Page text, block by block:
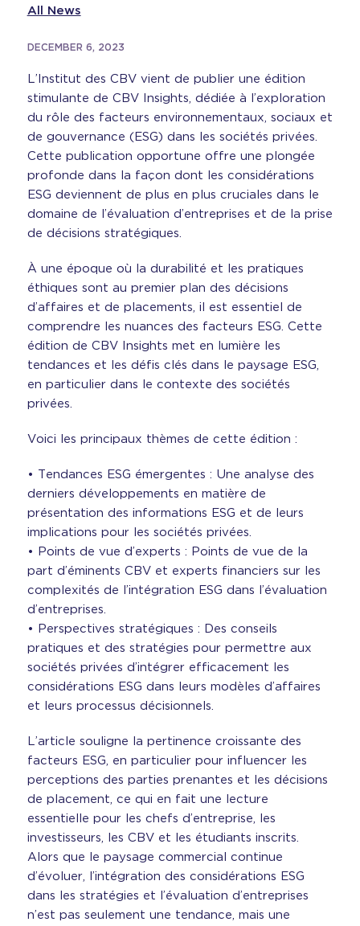
All News
DECEMBER 6, 2023
L’Institut des CBV vient de publier une édition
stimulante de CBV Insights, dédiée à l’exploration
du rôle des facteurs environnementaux, sociaux et
de gouvernance (ESG) dans les sociétés privées.
Cette publication opportune offre une plongée
profonde dans la façon dont les considérations
ESG deviennent de plus en plus cruciales dans le
domaine de l’évaluation d’entreprises et de la prise
de décisions stratégiques.
À une époque où la durabilité et les pratiques
éthiques sont au premier plan des décisions
d’affaires et de placements, il est essentiel de
comprendre les nuances des facteurs ESG. Cette
édition de CBV Insights met en lumière les
tendances et les défis clés dans le paysage ESG,
en particulier dans le contexte des sociétés
privées.
Voici les principaux thèmes de cette édition :
• Tendances ESG émergentes : Une analyse des
derniers développements en matière de
présentation des informations ESG et de leurs
implications pour les sociétés privées.
• Points de vue d’experts : Points de vue de la
part d’éminents CBV et experts financiers sur les
complexités de l’intégration ESG dans l’évaluation
d’entreprises.
• Perspectives stratégiques : Des conseils
pratiques et des stratégies pour permettre aux
sociétés privées d’intégrer efficacement les
considérations ESG dans leurs modèles d’affaires
et leurs processus décisionnels.
L’article souligne la pertinence croissante des
facteurs ESG, en particulier pour influencer les
perceptions des parties prenantes et les décisions
de placement, ce qui en fait une lecture
essentielle pour les chefs d’entreprise, les
investisseurs, les CBV et les étudiants inscrits.
Alors que le paysage commercial continue
d’évoluer, l’intégration des considérations ESG
dans les stratégies et l’évaluation d’entreprises
n’est pas seulement une tendance, mais une